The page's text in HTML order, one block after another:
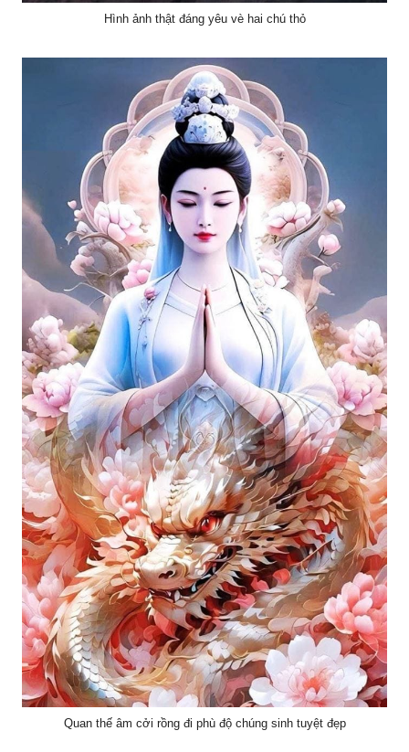
Hình ảnh thật đáng yêu vè hai chú thỏ
Quan thế âm cởi rồng đi phù độ chúng sinh tuyệt đẹp